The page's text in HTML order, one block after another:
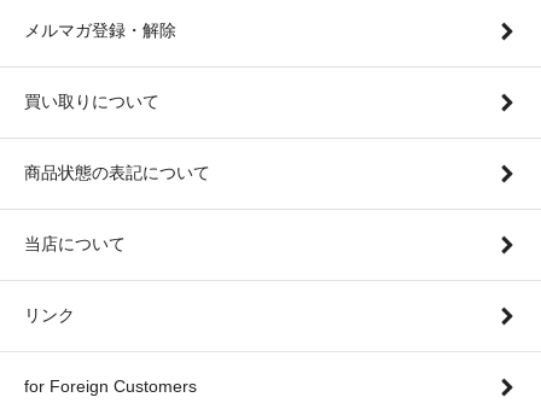
メルマガ登録・解除
買い取りについて
商品状態の表記について
当店について
リンク
for Foreign Customers